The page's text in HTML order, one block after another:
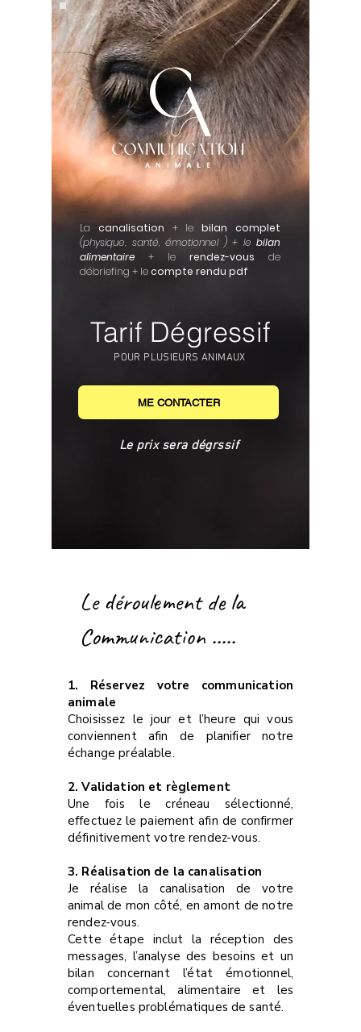
La canalisation + lebilan complet
(physique, santé, émotionnel ) + le bilan
alimentaire + le rendez-vous de
débriefing + lecompte rendu pdf
Tarif Dégressif
POUR PLUSIEURS ANIMAUX
ME CONTACTER
Le prix sera dégrssif
Le déroulement de la
Communication .....
1. Réservez votre communication
animale
Choisissez le jour et l’heure qui vous
conviennent afin de planifier notre
échange préalable.
2. Validation et règlement
Une fois le créneau sélectionné,
effectuez le paiement afin de confirmer
définitivement votre rendez-vous.
3. Réalisation de la canalisation
Je réalise la canalisation de votre
animal de mon côté, en amont de notre
rendez-vous.
Cette étape inclut la réception des
messages, l’analyse des besoins et un
bilan concernant l’état émotionnel,
comportemental, alimentaire et les
éventuelles problématiques de santé.